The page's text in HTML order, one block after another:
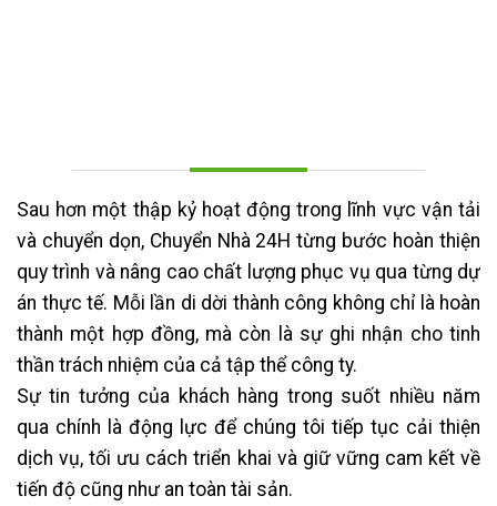
Sau hơn một thập kỷ hoạt động trong lĩnh vực vận tải
và chuyển dọn, Chuyển Nhà 24H từng bước hoàn thiện
quy trình và nâng cao chất lượng phục vụ qua từng dự
án thực tế. Mỗi lần di dời thành công không chỉ là hoàn
thành một hợp đồng, mà còn là sự ghi nhận cho tinh
thần trách nhiệm của cả tập thể công ty.
Sự tin tưởng của khách hàng trong suốt nhiều năm
qua chính là động lực để chúng tôi tiếp tục cải thiện
dịch vụ, tối ưu cách triển khai và giữ vững cam kết về
tiến độ cũng như an toàn tài sản.